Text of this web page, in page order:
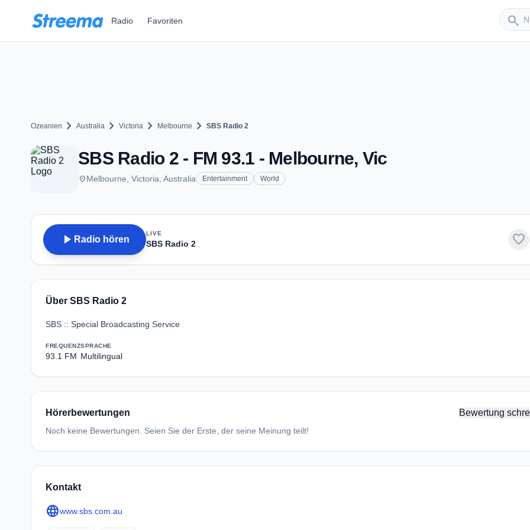
Radio Favoriten search
Ozeanien chevron_right Australia chevron_right Victoria chevron_right Melbourne chevron_right SBS Radio 2
SBS Radio 2 - FM 93.1 - Melbourne, Vic
placeMelbourne, Victoria, Australia Entertainment World
play_arrow Radio hören
LIVE
SBS Radio 2 favorite
Über SBS Radio 2
SBS :: Special Broadcasting Service
FREQUENZ
93.1 FM
SPRACHE
Multilingual
Hörerbewertungen Bewertung
Noch keine Bewertungen. Seien Sie der Erste, der seine Meinung teilt!
Kontakt
languagewww.sbs.com.au